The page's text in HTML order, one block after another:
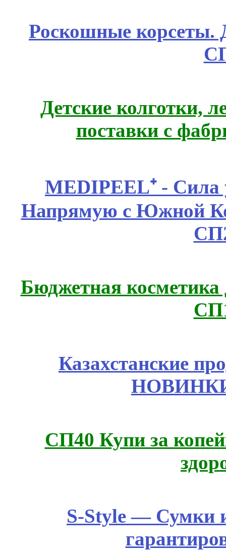
Роскошные корсеты.
Детские колготки,
поставки с
MEDIPEEL⁺ - Сила
Напрямую с Южной
Бюджетная косметика
Казахстанские
СП40 Купи за
S-Style — Сумки